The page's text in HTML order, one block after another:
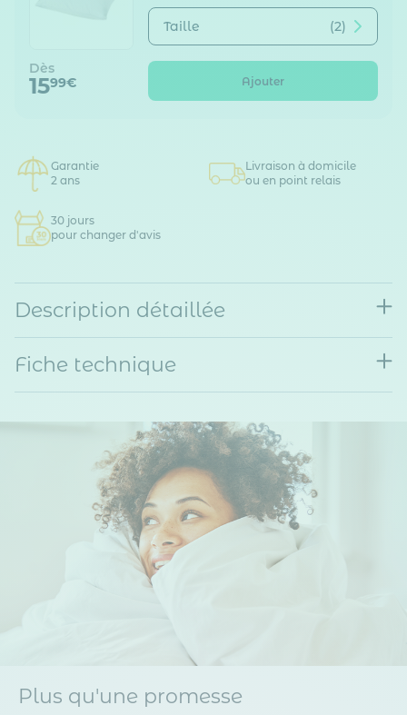
Taille (2)
Dès
1599€ Ajouter
Garantie
2 ans
Livraison à domicile
ou en point relais
30 jours
pour changer d'avis
Description détaillée
Fiche technique
Plus qu'une promesse